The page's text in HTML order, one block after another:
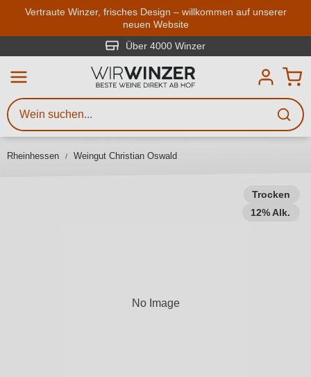
Zum Hauptinhalt springen
Vertraute Winzer, frisches Design – willkommen auf unserer
neuen Website
Über 4000 Winzer
Rheinhessen Weingut Christian Oswald
Trocken
12% Alk.
No Image
Weinsuche
Mindestens 3 Zeichen eingeben
Beschreiben Sie, welchen Wein
Sie suchen – ob nach Geschmack,
Region, Winzer oder anderen